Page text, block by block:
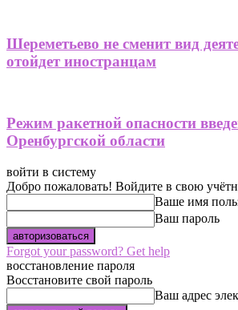
Шереметьево не сменит вид
отойдет иностранцам
Режим ракетной опасности
Оренбургской области
войти в систему
Добро пожаловать! Войдите в свою
Ваше имя
Ваш пароль
Forgot your password? Get help
восстановление пароля
Восстановите свой пароль
Ваш адрес